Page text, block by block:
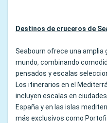
Destinos de cruceros de
Seabourn ofrece una amplia
mundo, combinando
pensados y escalas
Los itinerarios en el
incluyen escalas en
España y en las islas
más exclusivos como